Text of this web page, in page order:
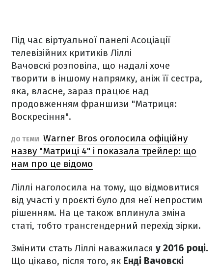
Під час віртуальної панелі Асоціації
телевізійних критиків Ліллі
Вачовскі розповіла, що надалі хоче
творити в іншому напрямку, аніж її сестра,
яка, власне, зараз працює над
продовженням франшизи "Матриця:
Воскресіння".
ДО ТЕМИ Warner Bros оголосила офіційну
назву "Матриці 4" і показала трейлер: що
нам про це відомо
Ліллі наголосила на тому, що відмовитися
від участі у проєкті було для неї непростим
рішенням. На це також вплинула зміна
статі, тобто трансгендерний перехід зірки.
Змінити стать Ліллі наважилася у 2016 році.
Що цікаво, після того, як Енді Вачовскі